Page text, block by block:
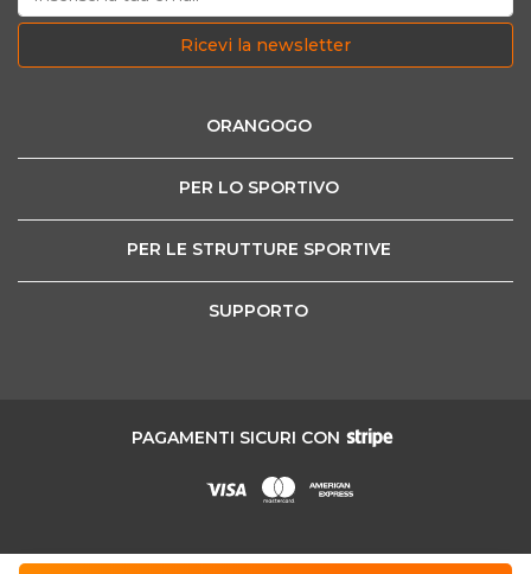
Ricevi la newsletter
ORANGOGO
PER LO SPORTIVO
PER LE STRUTTURE SPORTIVE
SUPPORTO
PAGAMENTI SICURI CON
Sport grand Tour SRL - Corso Stati Uniti 45, 10129 Torino | Codice